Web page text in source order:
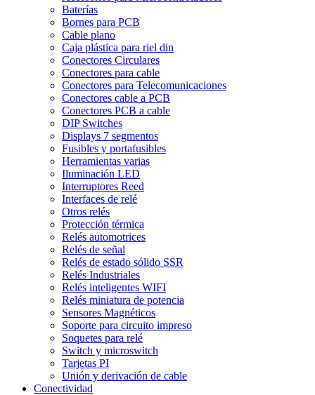
Baterías
Bornes para PCB
Cable plano
Caja plástica para riel din
Conectores Circulares
Conectores para cable
Conectores para Telecomunicaciones
Conectores cable a PCB
Conectores PCB a cable
DIP Switches
Displays 7 segmentos
Fusibles y portafusibles
Herramientas varias
Iluminación LED
Interruptores Reed
Interfaces de relé
Otros relés
Protección térmica
Relés automotrices
Relés de señal
Relés de estado sólido SSR
Relés Industriales
Relés inteligentes WIFI
Relés miniatura de potencia
Sensores Magnéticos
Soporte para circuito impreso
Soquetes para relé
Switch y microswitch
Tarjetas PI
Unión y derivación de cable
Conectividad